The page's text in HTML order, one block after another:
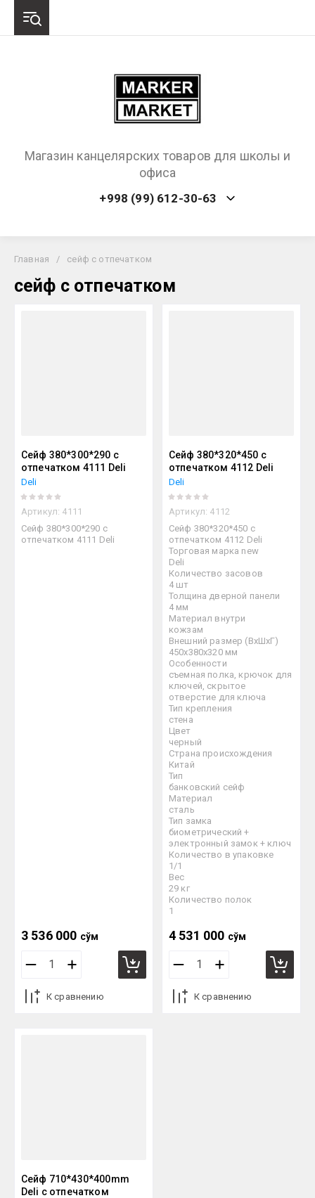
Магазин канцелярских товаров для школы и
офиса
+998 (99) 612-30-63
Главная / сейф с отпечатком
сейф с отпечатком
Сейф 380*300*290 с
отпечатком 4111 Deli
Deli
Артикул: 4111
Сейф 380*300*290 с
отпечатком 4111 Deli
3 536 000 сўм
К сравнению
Сейф 380*320*450 с
отпечатком 4112 Deli
Deli
Артикул: 4112
Сейф 380*320*450 с
отпечатком 4112 Deli
Торговая марка new
Deli
Количество засовов
4 шт
Толщина дверной панели
4 мм
Материал внутри
кожзам
Внешний размер (ВхШхГ)
450х380х320 мм
Особенности
съемная полка, крючок для
ключей, скрытое
отверстие для ключа
Тип крепления
стена
Цвет
черный
Страна происхождения
Китай
Тип
банковский сейф
Материал
сталь
Тип замка
биометрический +
электронный замок + ключ
Количество в упаковке
1/1
Вес
29 кг
Количество полок
1
4 531 000 сўм
К сравнению
Сейф 710*430*400mm
Deli с отпечатком